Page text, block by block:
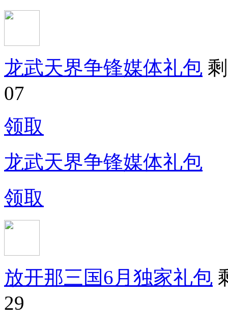
龙武天界争锋媒体礼包
07
领取
龙武天界争锋媒体礼包
领取
放开那三国6月独家礼包
29